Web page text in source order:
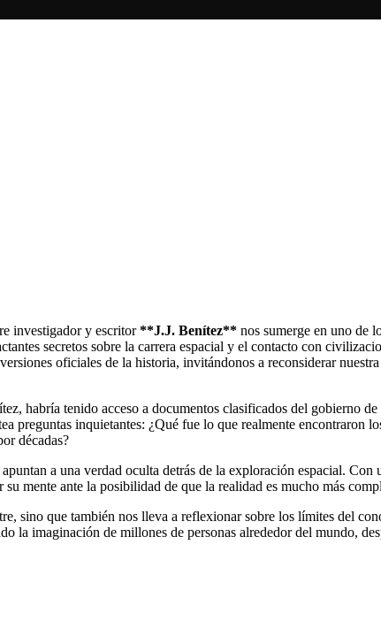
investigador y escritor**J.J. Benítez** nos sumerge en uno de
secretos sobre la carrera espacial y el contacto con
oficiales de la historia, invitándonos a reconsiderar
habría tenido acceso a documentos clasificados del gobierno
preguntas inquietantes: ¿Qué fue lo que realmente encontraron
décadas?
a una verdad oculta detrás de la exploración espacial.
mente ante la posibilidad de que la realidad es mucho más
sino que también nos lleva a reflexionar sobre los límites del
la imaginación de millones de personas alrededor del mundo,